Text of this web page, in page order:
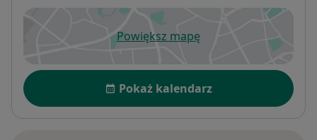
Powiększ mapęotwiera się w nowej karcie
Dostępność
Pokaż kalendarz